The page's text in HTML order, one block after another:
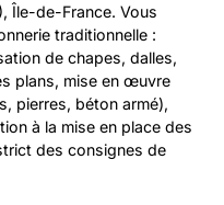
Île-de-France. Vous
traditionnelle :
de chapes, dalles,
plans, mise en œuvre
pierres, béton armé),
à la mise en place des
des consignes de